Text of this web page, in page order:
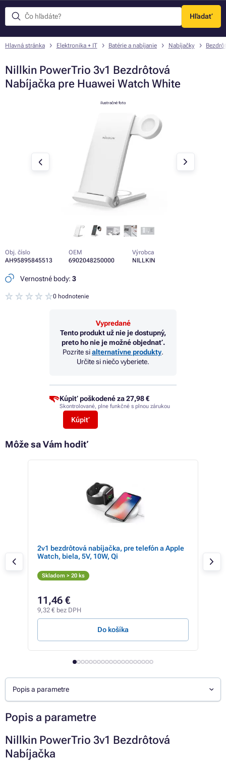
Hľadať
Menu
Hlavná stránka Elektronika + IT Batérie a nabíjanie Nabíjačky
Nillkin PowerTrio 3v1 Bezdrôtová
Nabíjačka pre Huawei Watch White
ilustračné foto
Obj. číslo
AH95895845513
OEM
6902048250000
Výrobca
NILLKIN
Vernostné body: 3
0 hodnotenie
Vypredané
Tento produkt už nie je dostupný,
preto ho nie je možné objednať.
Pozrite sialternatívne produkty.
Určite si niečo vyberiete.
Kúpiť poškodené za27,98 €
Skontrolované, plne funkčné s plnou zárukou
Kúpiť
Môže sa Vám hodiť
2v1 bezdrôtová nabíjačka, pre telefón a Apple
Watch, biela, 5V, 10W, Qi
Skladom > 20 ks
11,46 €
9,32 € bez DPH
Do košíka
Popis a parametre
Popis a parametre
Nillkin PowerTrio 3v1 Bezdrôtová
Nabíjačka